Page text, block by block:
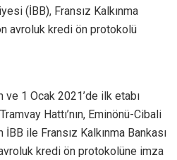
(İBB), Fransız Kalkınma
avroluk kredi ön protokolü
ve 1 Ocak 2021’de ilk etabı
Hattı’nın, Eminönü-Cibali
İBB ile Fransız Kalkınma Bankası
kredi ön protokolüne imza